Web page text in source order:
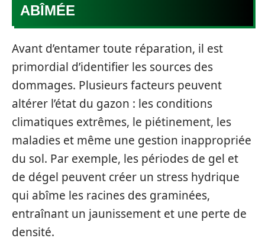
ABÎMÉE
Avant d’entamer toute réparation, il est
primordial d’identifier les sources des
dommages. Plusieurs facteurs peuvent
altérer l’état du gazon : les conditions
climatiques extrêmes, le piétinement, les
maladies et même une gestion inappropriée
du sol. Par exemple, les périodes de gel et
de dégel peuvent créer un stress hydrique
qui abîme les racines des graminées,
entraînant un jaunissement et une perte de
densité.